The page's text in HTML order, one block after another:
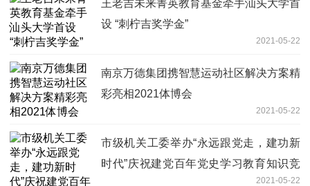
王老吉未来菁英教育基金牵手汕头大学首
设 “刺柠吉奖学金”
2021-05-22
南京万德集团携智慧运动社区解决方案精
彩亮相2021体博会
2021-05-22
市级机关工委举办“永远跟党走，建功新
时代”庆祝建党百年党史学习教育知识竞
2021-05-22